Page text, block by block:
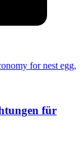
für